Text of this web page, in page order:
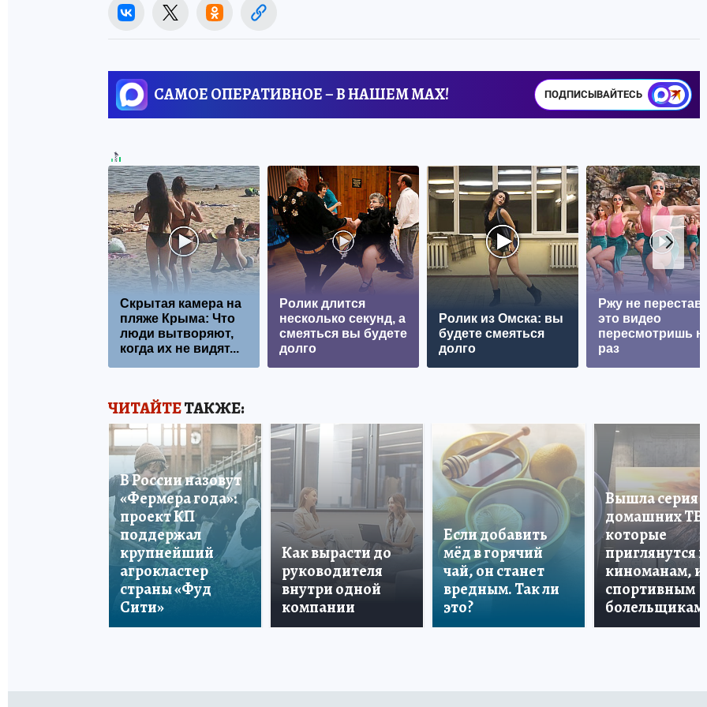
САМОЕ ОПЕРАТИВНОЕ – В НАШЕМ MAX! ПОДПИСЫВАЙТЕСЬ
Скрытая камера на
пляже Крыма: Что
люди вытворяют,
когда их не видят...
Ролик длится
несколько секунд, а
смеяться вы будете
долго
Ролик из Омска: вы
будете смеяться
долго
Ржу не
это видео
пересмотришь не
раз
ЧИТАЙТЕТАКЖЕ:
В России назовут
«Фермера года»:
проект КП
поддержал
крупнейший
агрокластер
страны «Фуд
Сити»
Как вырасти до
руководителя
внутри одной
компании
Если добавить
мёд в горячий
чай, он станет
вредным. Так ли
это?
Вышла серия
домашних ТВ,
которые
приглянутся и
киноманам, и
спортивным
болельщикам